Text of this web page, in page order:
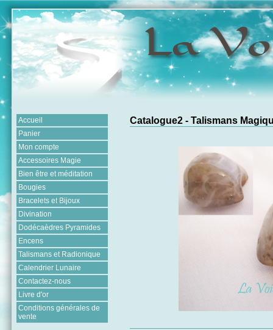
Accueil
Panier
Mon compte
Accessoires Magie
Bien être et méditation
Bougies
Bracelets et Bijoux
Divination
Dodécaèdres Pyramides
Encens
Talismans et Radionique
Calendrier Lunaire
Contactez-nous
Livre d'or
Conditions générales de
vente
Catalogue2 - Talismans